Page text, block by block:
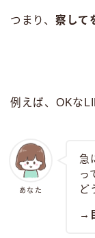
つまり、 察して
例えば、OKな
あなた
急
っ
ど
→